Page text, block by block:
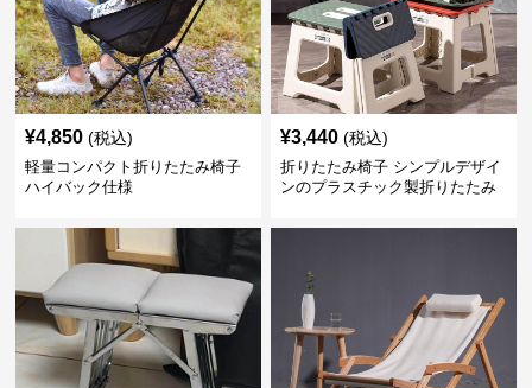
¥4,850 (税込)
軽量コンパクト折りたたみ椅子
ハイバック仕様
¥3,440 (税込)
折りたたみ椅子 シンプルデザイ
ンのプラスチック製折りたたみ